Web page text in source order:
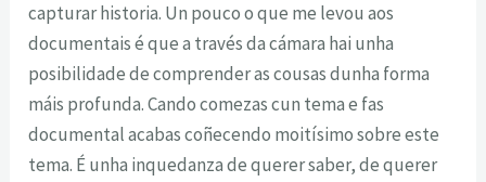
capturar historia. Un pouco o que me levou aos
documentais é que a través da cámara hai unha
posibilidade de comprender as cousas dunha forma
máis profunda. Cando comezas cun tema e fas
documental acabas coñecendo moitísimo sobre este
tema. É unha inquedanza de querer saber, de querer